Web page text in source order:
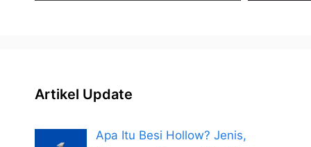
Artikel Update
Apa Itu Besi Hollow? Jenis,